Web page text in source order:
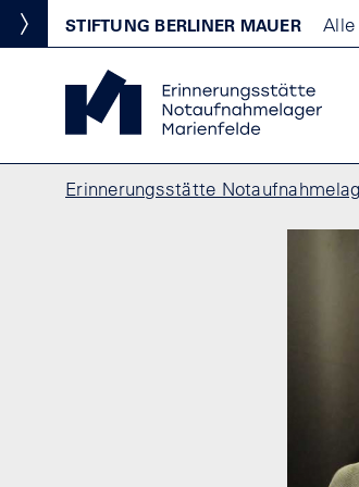
Direkt zum Inhalt
Standortmenu
Show locations
STIFTUNG BERLINER MAUER Alle
Erinnerungsstätte
Pfadnavigation
Erinnerungsstätte